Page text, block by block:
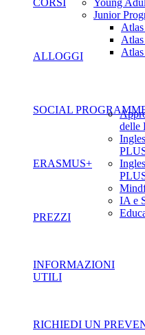
CORSI
Young
Junior
ALLOGGI
SOCIAL
ERASMUS+
delle
IA e
PREZZI
INFORMAZIONI
UTILI
RICHIEDI UN